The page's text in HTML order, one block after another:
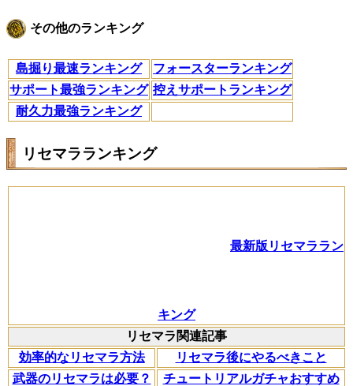
その他のランキング
島掘り最速ランキング
フォースターランキング
サポート最強ランキング 控えサポートランキング
耐久力最強ランキング
リセマラランキング
最新版リセマララン
キング
リセマラ関連記事
効率的なリセマラ方法
リセマラ後にやるべきこと
武器のリセマラは必要？
チュートリアルガチャおすすめ